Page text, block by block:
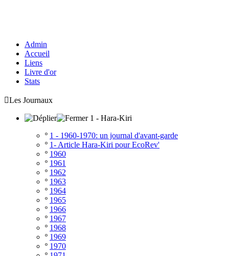
Admin
Accueil
Liens
Livre d'or
Stats
Les Journaux
1 - Hara-Kiri
º 1 - 1960-1970: un journal d'avant-garde
º 1- Article Hara-Kiri pour EcoRev'
º 1960
º 1961
º 1962
º 1963
º 1964
º 1965
º 1966
º 1967
º 1968
º 1969
º 1970